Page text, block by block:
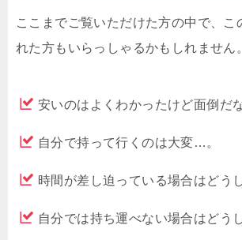
ここまでご覧いただけた方の中で、こ
れた方もいらっしゃるかもしれません。
安いのはよくわかったけど面倒だ
自分で持って行くのは大変…。
時間が差し迫っている場合はどう
自分では持ち運べない場合はどう